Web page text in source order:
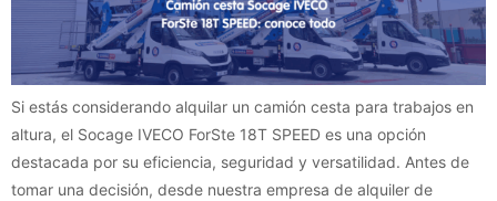
Si estás considerando alquilar un camión cesta para trabajos en
altura, el Socage IVECO ForSte 18T SPEED es una opción
destacada por su eficiencia, seguridad y versatilidad. Antes de
tomar una decisión, desde nuestra empresa de alquiler de